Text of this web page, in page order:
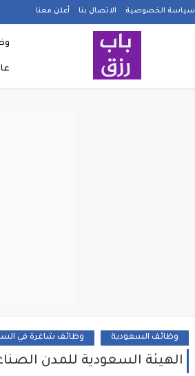
سياسة الخصوصية الاتصال بنا أعلن معنا
وظائف السعودية وظائف شاغرة في
الهيئة السعودية للمدن